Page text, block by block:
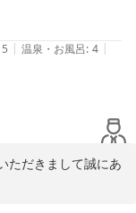
が郊外の為ここでは
5 | 温泉・お風呂: 4 |
ただきまして誠にあ